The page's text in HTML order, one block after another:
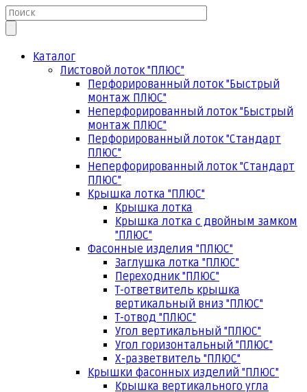
Каталог
Листовой лоток "ПЛЮС"
Перфорированный лоток "Быстрый
монтаж ПЛЮС"
Неперфорированный лоток "Быстрый
монтаж ПЛЮС"
Перфорированный лоток "Стандарт
ПЛЮС"
Неперфорированный лоток "Стандарт
ПЛЮС"
Крышка лотка "ПЛЮС"
Крышка лотка
Крышка лотка с двойным замком
"ПЛЮС"
Фасонные изделия "ПЛЮС"
Заглушка лотка "ПЛЮС"
Переходник "ПЛЮС"
Т-ответвитель крышка
вертикальный вниз "ПЛЮС"
Т-отвод "ПЛЮС"
Угол вертикальный "ПЛЮС"
Угол горизонтальный "ПЛЮС"
Х-разветвитель "ПЛЮС"
Крышки фасонных изделий "ПЛЮС"
Крышка вертикального угла